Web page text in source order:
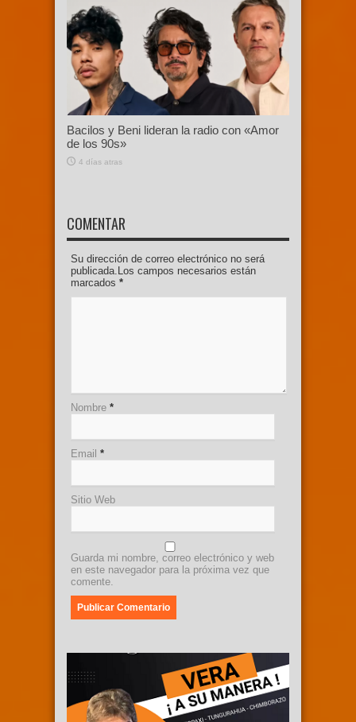
Bacilos y Beni lideran la radio con «Amor
de los 90s»
4 días atras
COMENTAR
Su dirección de correo electrónico no será
publicada.Los campos necesarios están
marcados *
Nombre *
Email *
Sitio Web
Guarda mi nombre, correo electrónico y web
en este navegador para la próxima vez que
comente.